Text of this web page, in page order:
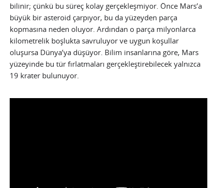
bilinir; çünkü bu süreç kolay gerçekleşmiyor. Önce Mars’a
büyük bir asteroid çarpıyor, bu da yüzeyden parça
kopmasına neden oluyor. Ardından o parça milyonlarca
kilometrelik boşlukta savruluyor ve uygun koşullar
oluşursa Dünya’ya düşüyor. Bilim insanlarına göre, Mars
yüzeyinde bu tür fırlatmaları gerçekleştirebilecek yalnızca
19 krater bulunuyor.